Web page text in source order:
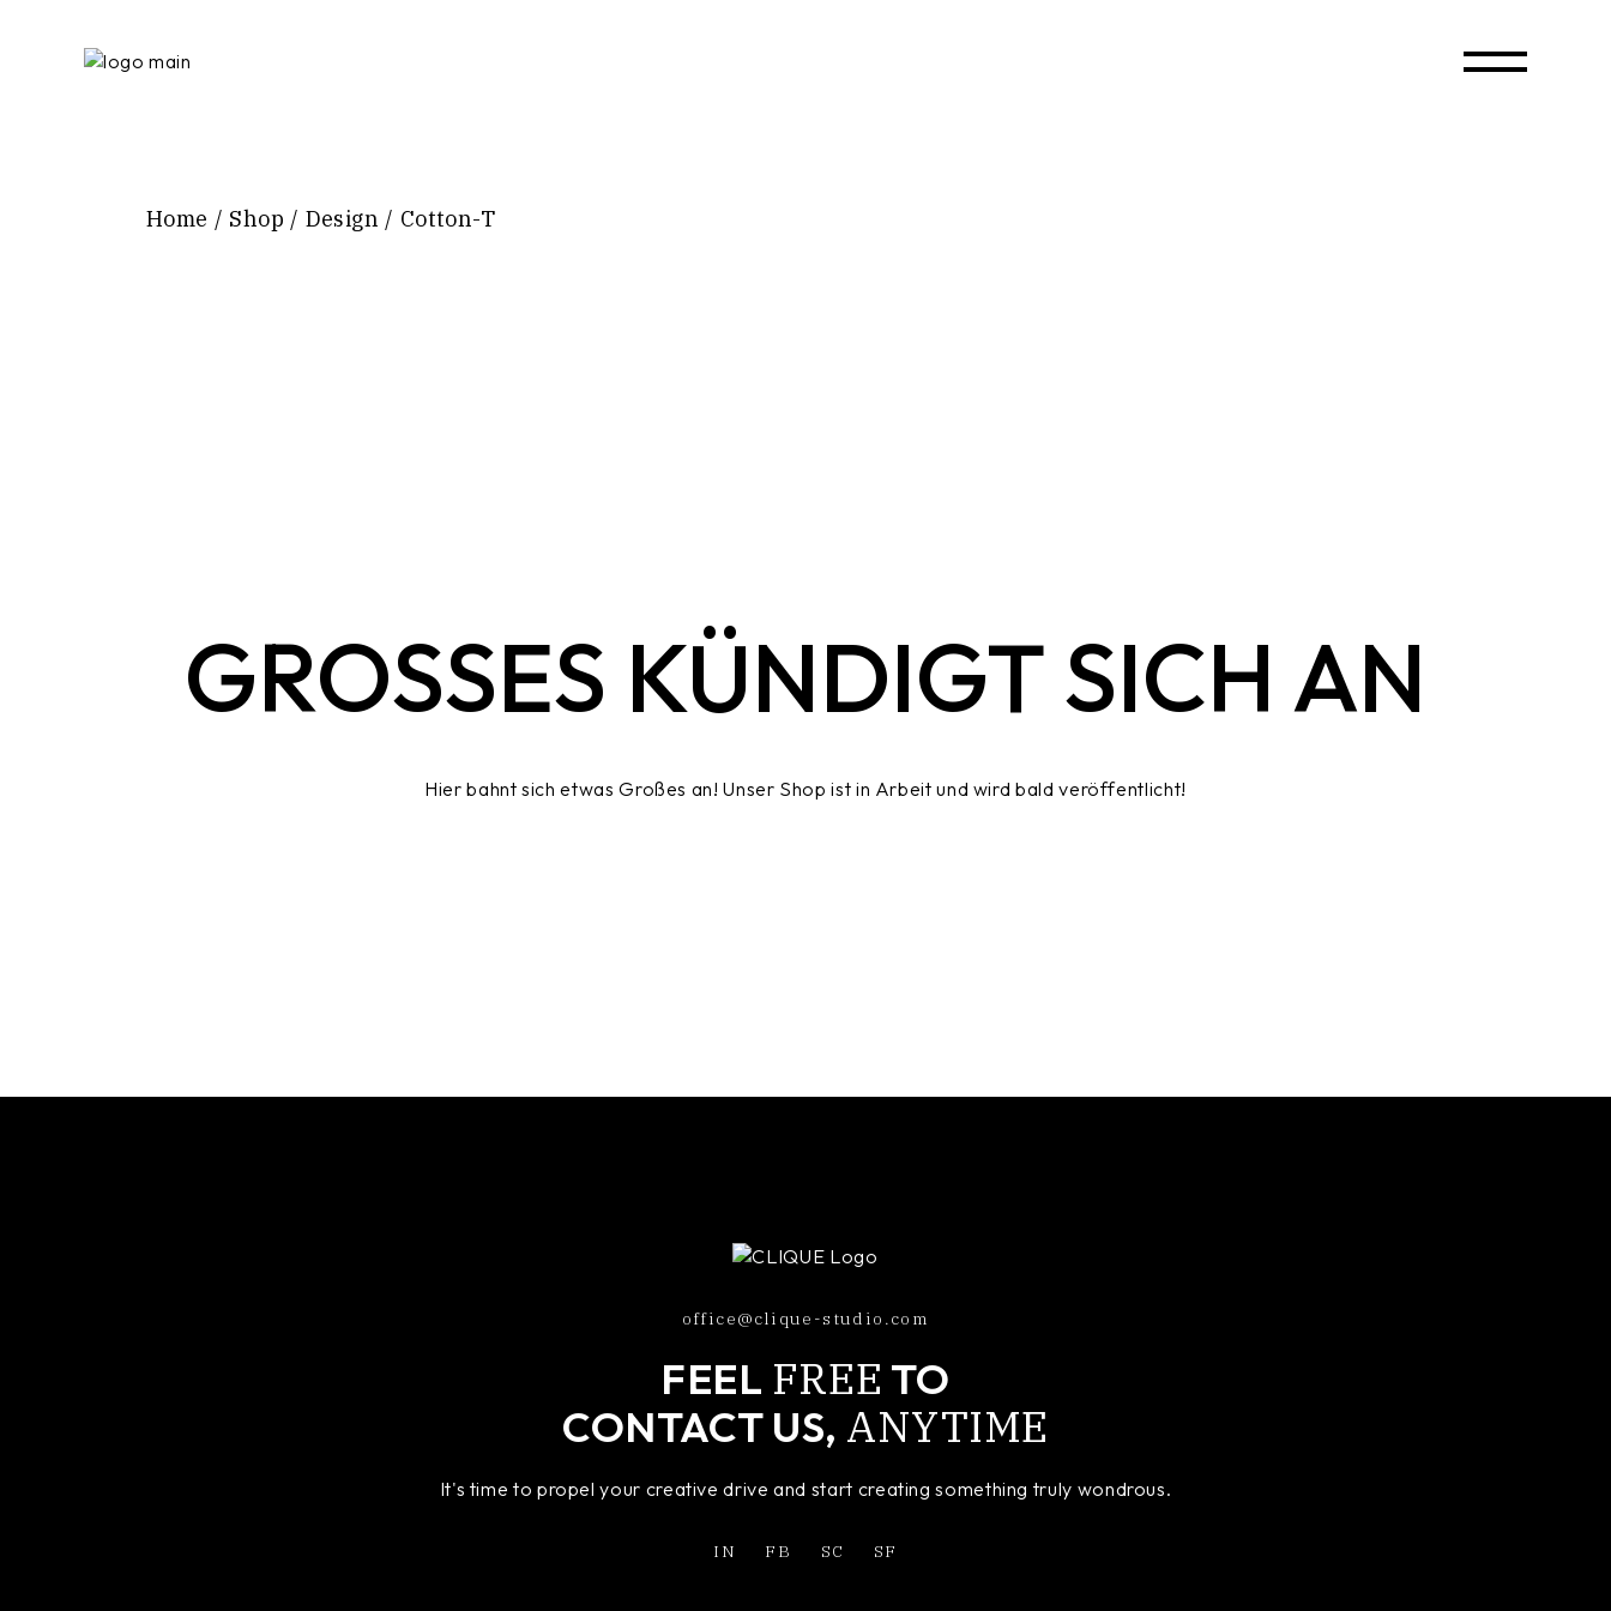
Home Shop Design Cotton-T
GROSSES KÜNDIGT SICH AN
Hier bahnt sich etwas Großes an! Unser Shop ist in Arbeit und wird bald veröffentlicht!
office@clique-studio.com
FEEL FREE TO
CONTACT US, ANYTIME
It's time to propel your creative drive and start creating something truly wondrous.
IN FB SC SF